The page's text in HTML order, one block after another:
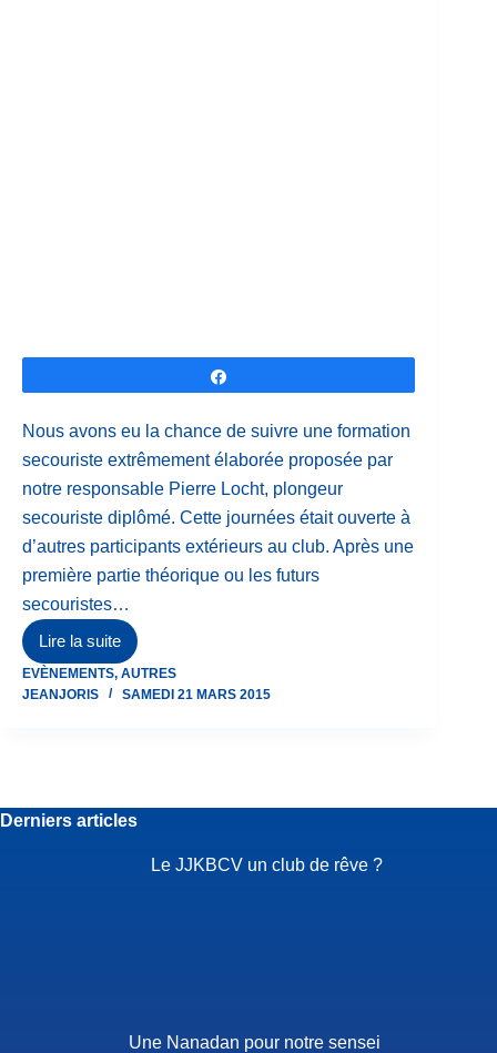
Nous avons eu la chance de suivre une formation
secouriste extrêmement élaborée proposée par
notre responsable Pierre Locht, plongeur
secouriste diplômé. Cette journées était ouverte à
d’autres participants extérieurs au club. Après une
première partie théorique ou les futurs
secouristes…
Lire la suite
Formation
secouriste
21
EVÈNEMENTS, AUTRES
JEANJORIS
SAMEDI 21 MARS 2015
Derniers articles
Le JJKBCV un club de rêve ?
Une Nanadan pour notre sensei